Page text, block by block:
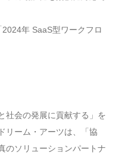
年 SaaS型ワークフロ
社会の発展に貢献する」を
リーム・アーツは、「協
のソリューションパートナ